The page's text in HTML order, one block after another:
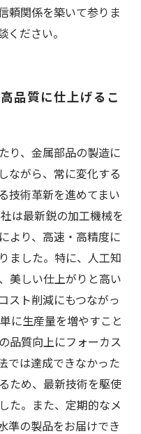
頼関係を築いて参りま
ださい。
品質に仕上げるこ
り、金属部品の製造に
ながら、常に変化する
技術革新を進めてまい
は最新鋭の加工機械を
より、高速・高精度に
ました。特に、人工知
美しい仕上がりと高い
スト削減にもつながっ
に生産量を増やすこと
品質向上にフォーカス
では達成できなかった
ため、最新技術を駆使
た。また、定期的なメ
準の製品をお届けでき